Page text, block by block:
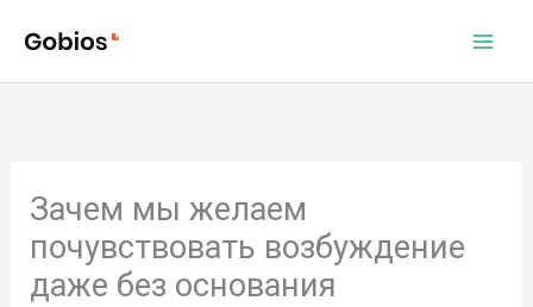
para
o
Зачем мы желаем
почувствовать возбуждение
даже без основания